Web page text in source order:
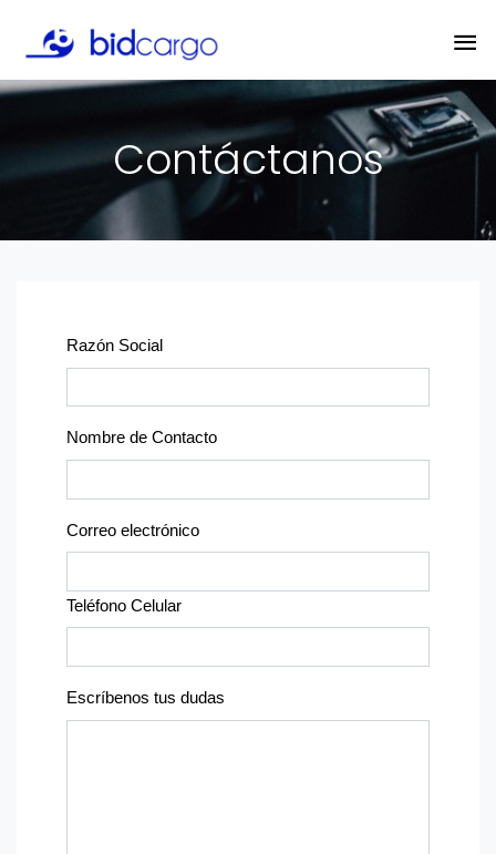
Contáctanos
Razón Social
Nombre de Contacto
Correo electrónico
Teléfono Celular
Escríbenos tus dudas